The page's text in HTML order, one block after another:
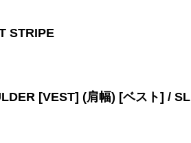
STRIPE
[VEST] (肩幅) [ベスト] / SL